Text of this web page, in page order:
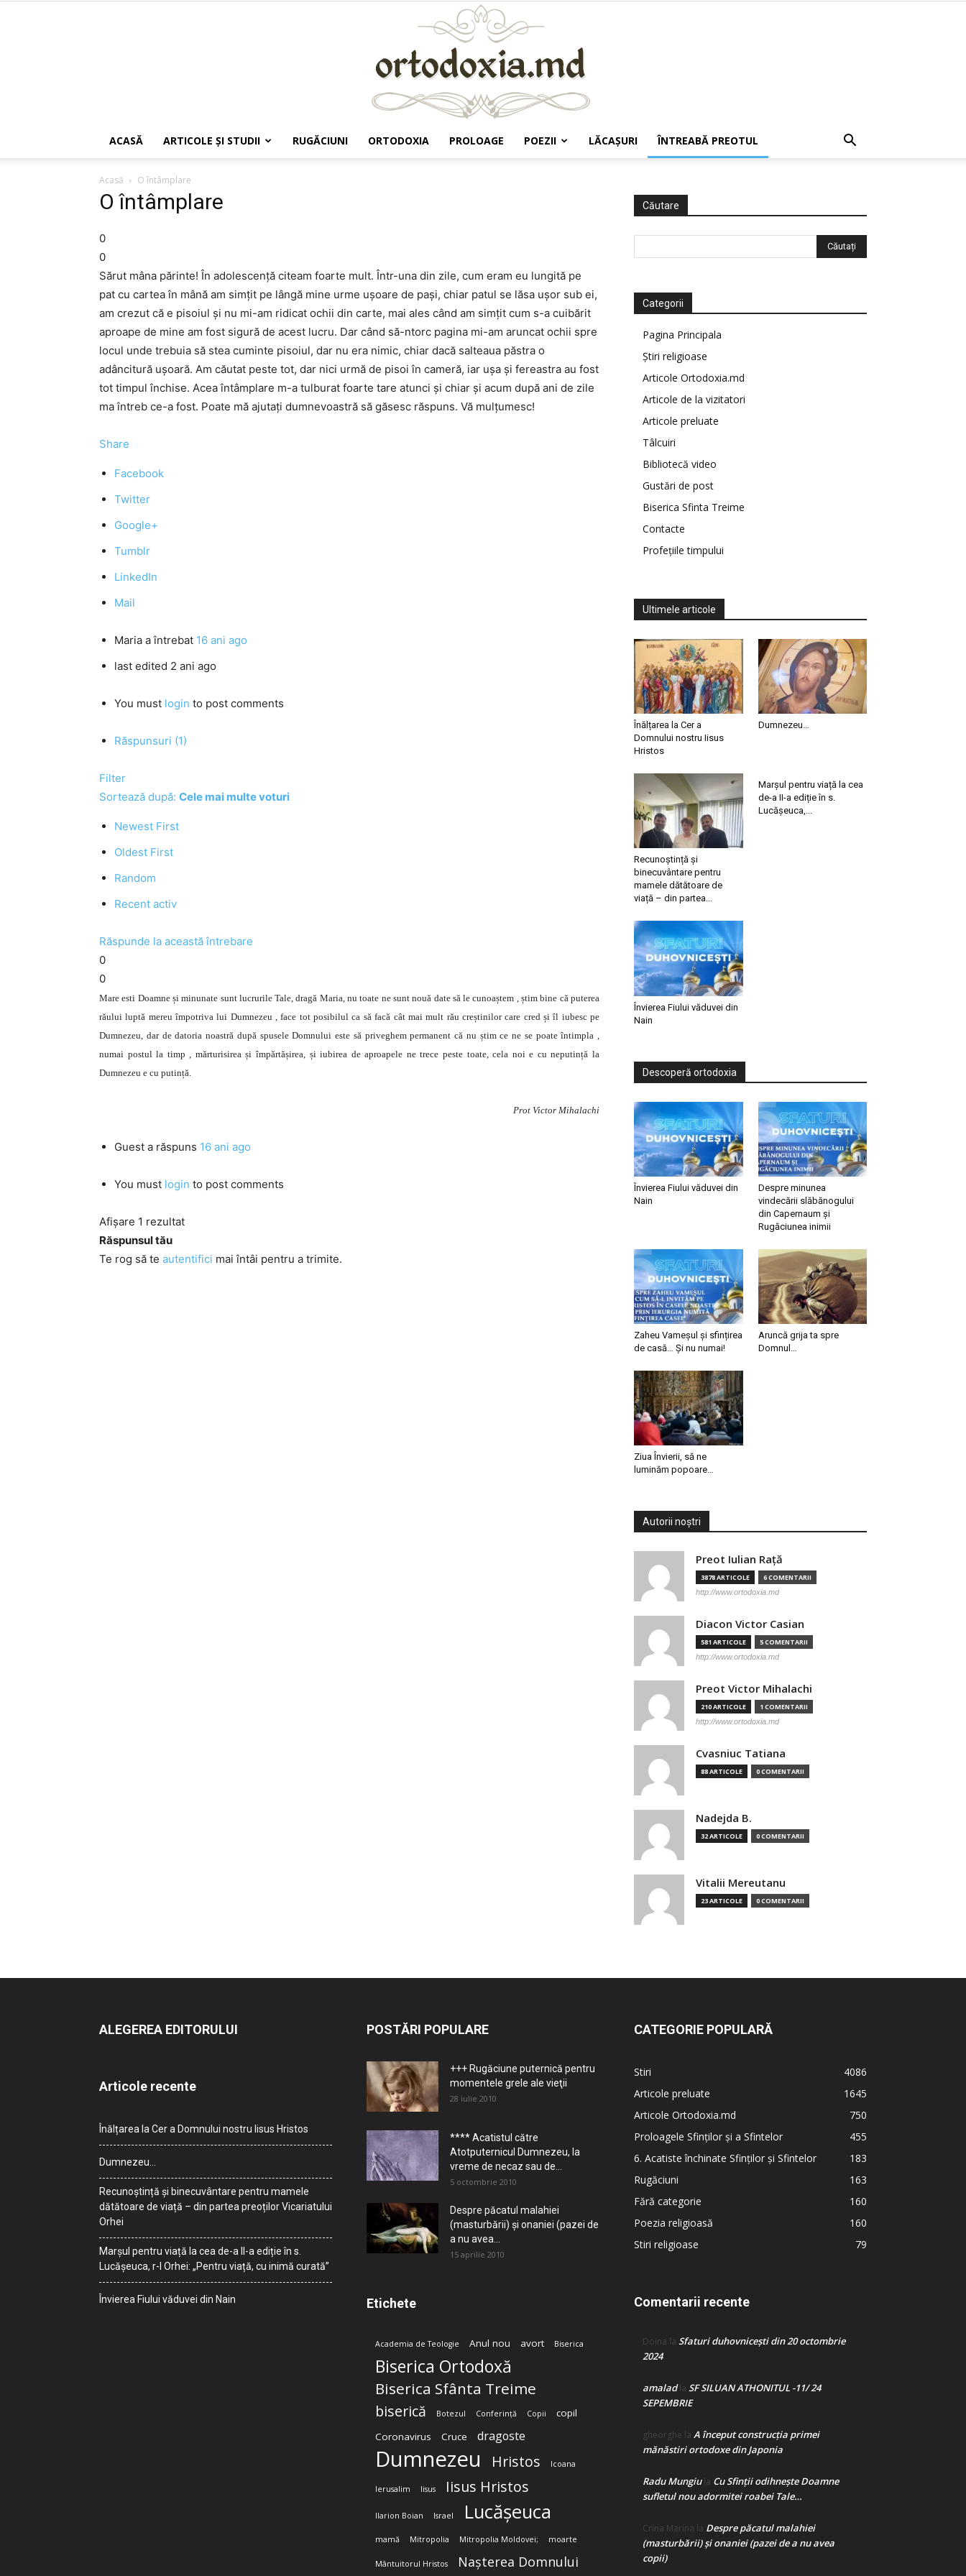
ACASĂ ARTICOLE ŞI STUDII RUGĂCIUNI ORTODOXIA PROLOAGE POEZII LĂCAŞURI ÎNTREABĂ PREOTUL
Acasă O întâmplare
O întâmplare
0
0
Sărut mâna părinte! În adolescenţă citeam foarte mult. Într-una din zile, cum eram eu lungită pe
pat cu cartea în mână am simţit pe lângă mine urme uşoare de paşi, chiar patul se lăsa uşor sub ei,
am crezut că e pisoiul şi nu mi-am ridicat ochii din carte, mai ales când am simţit cum s-a cuibărit
aproape de mine am fost sigură de acest lucru. Dar când să-ntorc pagina mi-am aruncat ochii spre
locul unde trebuia să stea cuminte pisoiul, dar nu era nimic, chiar dacă salteaua păstra o
adâncitură uşoară. Am căutat peste tot, dar nici urmă de pisoi în cameră, iar uşa şi fereastra au fost
tot timpul închise. Acea întâmplare m-a tulburat foarte tare atunci şi chiar şi acum după ani de zile
ma întreb ce-a fost. Poate mă ajutaţi dumnevoastră să găsesc răspuns. Vă mulţumesc!
Share
Facebook
Twitter
Google+
Tumblr
LinkedIn
Mail
Maria a întrebat 16 ani ago
last edited 2 ani ago
You must login to post comments
Răspunsuri (1)
Filter
Sortează după: Cele mai multe voturi
Newest First
Oldest First
Random
Recent activ
Răspunde la această întrebare
0
0
Mare esti Doamne și minunate sunt lucrurile Tale, dragă Maria, nu toate ne sunt nouă date să le cunoaștem , știm bine că puterea
răului luptă mereu împotriva lui Dumnezeu , face tot posibilul ca să facă cât mai mult rău creștinilor care cred și îl iubesc pe
Dumnezeu, dar de datoria noastră după spusele Domnului este să priveghem permanent că nu știm ce ne se poate întimpla ,
numai postul la timp , mărturisirea și împărtășirea, și iubirea de aproapele ne trece peste toate, cela noi e cu neputință la
Dumnezeu e cu putință.
Prot Victor Mihalachi
Guest a răspuns 16 ani ago
You must login to post comments
Afișare 1 rezultat
Răspunsul tău
Te rog să te autentifici mai întâi pentru a trimite.
Căutare
Categorii
Pagina Principala
Știri religioase
Articole Ortodoxia.md
Articole de la vizitatori
Articole preluate
Tâlcuiri
Bibliotecă video
Gustări de post
Biserica Sfinta Treime
Contacte
Profețiile timpului
Ultimele articole
Înălțarea la Cer a
Domnului nostru Iisus
Hristos
Dumnezeu…
Recunoștință și
binecuvântare pentru
mamele dătătoare de
viață – din partea...
Marșul pentru viață la cea
de-a II-a ediție în s.
Lucășeuca,...
Învierea Fiului văduvei din
Nain
Descoperă ortodoxia
Învierea Fiului văduvei din
Nain
Despre minunea
vindecării slăbănogului
din Capernaum și
Rugăciunea inimii
Zaheu Vameșul și sfințirea
de casă… Și nu numai!
Aruncă grija ta spre
Domnul…
Ziua Învierii, să ne
luminăm popoare…
Autorii noștri
Preot Iulian Raţă
3878 ARTICOLE 6 COMENTARII
http://www.ortodoxia.md
Diacon Victor Casian
581 ARTICOLE 5 COMENTARII
http://www.ortodoxia.md
Preot Victor Mihalachi
210 ARTICOLE 1 COMENTARII
http://www.ortodoxia.md
Cvasniuc Tatiana
88 ARTICOLE 0 COMENTARII
Nadejda B.
32 ARTICOLE 0 COMENTARII
Vitalii Mereutanu
23 ARTICOLE 0 COMENTARII
ALEGEREA EDITORULUI
Articole recente
Înălțarea la Cer a Domnului nostru Iisus Hristos
Dumnezeu…
Recunoștință și binecuvântare pentru mamele
dătătoare de viață – din partea preoților Vicariatului
Orhei
Marșul pentru viață la cea de-a II-a ediție în s.
Lucășeuca, r-l Orhei: „Pentru viață, cu inimă curată”
Învierea Fiului văduvei din Nain
POSTĂRI POPULARE
+++ Rugăciune puternică pentru
momentele grele ale vieţii
28 iulie 2010
**** Acatistul către
Atotputernicul Dumnezeu, la
vreme de necaz sau de...
5 octombrie 2010
Despre păcatul malahiei
(masturbării) şi onaniei (pazei de
a nu avea...
15 aprilie 2010
Etichete
Academia de Teologie Anul nou avort Biserica
Biserica Ortodoxă
Biserica Sfânta Treime
biserică Botezul Conferință Copii
copil
Coronavirus
Cruce dragoste
Dumnezeu Hristos Icoana
Ierusalim Iisus Iisus Hristos
Ilarion Boian Israel Lucășeuca
mamă Mitropolia Mitropolia Moldovei; moarte
Mântuitorul Hristos Nașterea Domnului
CATEGORIE POPULARĂ
Stiri
4086
Articole preluate
1645
Articole Ortodoxia.md
750
Proloagele Sfinților și a Sfintelor
455
6. Acatiste închinate Sfinților și Sfintelor
183
Rugăciuni
163
Fără categorie
160
Poezia religioasă
160
Stiri religioase
79
Comentarii recente
Doina la Sfaturi duhovnicești din 20 octombrie
2024
amaladla SF SILUAN ATHONITUL -11/ 24
SEPEMBRIE
gheorghe la A început construcţia primei
mănăstiri ortodoxe din Japonia
Radu Mungiula Cu Sfinții odihnește Doamne
sufletul nou adormitei roabei Tale…
Crina Marina la Despre păcatul malahiei
(masturbării) şi onaniei (pazei de a nu avea
copii)